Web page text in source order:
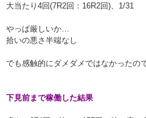
大当たり4回(7R2回：16R2回)、1/31
やっぱ厳しいか…
拾いの悪さ半端なし
でも感触的にダメダメではなかったの
下見前まで稼働した結果